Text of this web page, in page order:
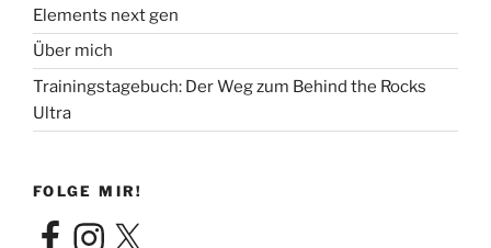
Elements next gen
Über mich
Trainingstagebuch: Der Weg zum Behind the Rocks
Ultra
FOLGE MIR!
FacebookInstagram
X